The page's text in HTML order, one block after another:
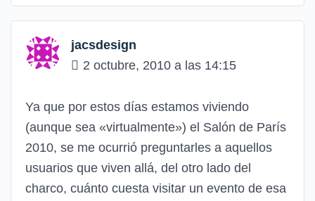
jacsdesign
2 octubre, 2010 a las 14:15
Ya que por estos días estamos viviendo
(aunque sea «virtualmente») el Salón de París
2010, se me ocurrió preguntarles a aquellos
usuarios que viven allá, del otro lado del
charco, cuánto cuesta visitar un evento de esa